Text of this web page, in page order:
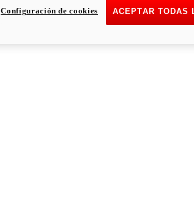
ACEPTAR TODAS
Configuración de cookies